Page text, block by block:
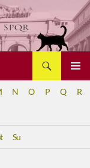
N O P Q R
Su